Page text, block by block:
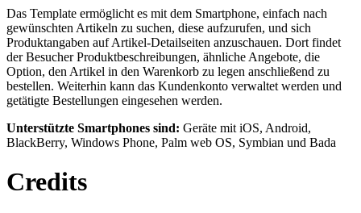
Das Template ermöglicht es mit dem Smartphone, einfach nach
gewünschten Artikeln zu suchen, diese aufzurufen, und sich
Produktangaben auf Artikel-Detailseiten anzuschauen. Dort findet
der Besucher Produktbeschreibungen, ähnliche Angebote, die
Option, den Artikel in den Warenkorb zu legen anschließend zu
bestellen. Weiterhin kann das Kundenkonto verwaltet werden und
getätigte Bestellungen eingesehen werden.
Unterstützte Smartphones sind: Geräte mit iOS, Android,
BlackBerry, Windows Phone, Palm web OS, Symbian und Bada
Credits